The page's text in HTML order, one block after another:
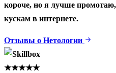
короче, но я лучше
кускам в интернете.
Отзывы о Нетологии
★★★★★